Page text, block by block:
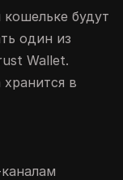
будут
один из
Wallet.
в